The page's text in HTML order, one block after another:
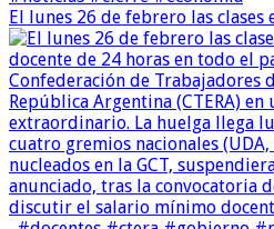
El lunes 26 de febrero las clases